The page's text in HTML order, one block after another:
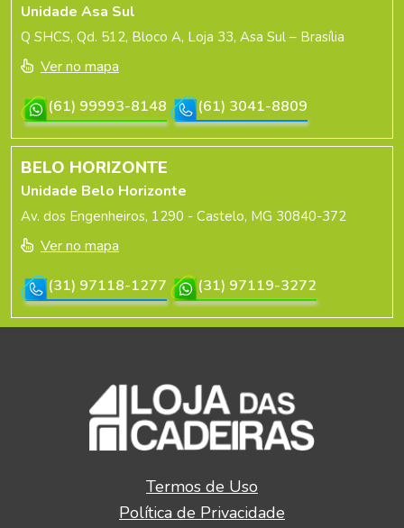
Unidade Asa Sul
Q SHCS, Qd. 512, Bloco A, Loja 33, Asa Sul – Brasília
Ver no mapa
(61) 99993-8148
(61) 3041-8809
BELO HORIZONTE
Unidade Belo Horizonte
Av. dos Engenheiros, 1290 - Castelo, MG 30840-372
Ver no mapa
(31) 97118-1277
(31) 97119-3272
Termos de Uso
Política de Privacidade